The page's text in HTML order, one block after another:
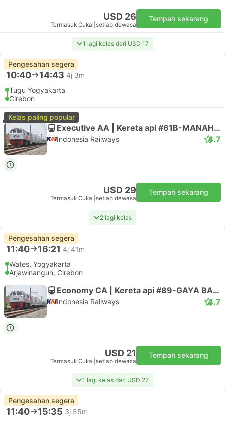
USD 26
Termasuk Cukai setiap dewasa
Tempah sekarang
1 lagi kelas dari USD 17
Pengesahan segera
10:40 14:43 4j 3m
Tugu Yogyakarta
Cirebon
Kelas paling popular
Executive AA | Kereta api #61B-MANAHAN
Indonesia Railways 4.7
USD 29
Termasuk Cukai setiap dewasa
Tempah sekarang
2 lagi kelas
Pengesahan segera
11:40 16:21 4j 41m
Wates, Yogyakarta
Arjawinangun, Cirebon
Economy CA | Kereta api #89-GAYA BARU MALAM SELAT
Indonesia Railways 4.7
USD 21
Termasuk Cukai setiap dewasa
Tempah sekarang
1 lagi kelas dari USD 27
Pengesahan segera
11:40 15:35 3j 55m